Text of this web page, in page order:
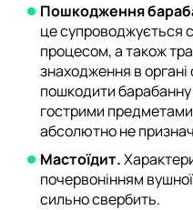
Пошкодження
це супроводжується
процесом, а також
знаходження в
пошкодити
гострими предметами
абсолютно не
Мастоїдит.
почервонінням
сильно свербить.